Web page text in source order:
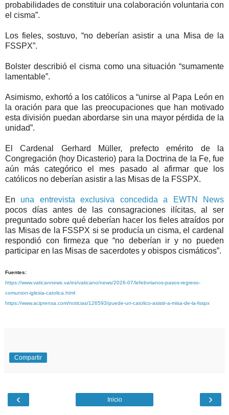
probabilidades de constituir una colaboración voluntaria con
el cisma”.
Los fieles, sostuvo, “no deberían asistir a una Misa de la
FSSPX”.
Bolster describió el cisma como una situación “sumamente
lamentable”.
Asimismo, exhortó a los católicos a “unirse al Papa León en
la oración para que las preocupaciones que han motivado
esta división puedan abordarse sin una mayor pérdida de la
unidad”.
El Cardenal Gerhard Müller, prefecto emérito de la
Congregación (hoy Dicasterio) para la Doctrina de la Fe, fue
aún más categórico el mes pasado al afirmar que los
católicos no deberían asistir a las Misas de la FSSPX.
En una entrevista exclusiva concedida a EWTN News
pocos días antes de las consagraciones ilícitas, al ser
preguntado sobre qué deberían hacer los fieles atraídos por
las Misas de la FSSPX si se producía un cisma, el cardenal
respondió con firmeza que “no deberían ir y no pueden
participar en las Misas de sacerdotes y obispos cismáticos”.
Fuentes:
https://www.vaticannews.va/es/vaticano/news/2026-07/lefebvrianos-pasos-regreso-
comunion-iglesia-catolica.html
https://www.aciprensa.com/noticias/126593/puede-un-catolico-asistir-a-misa-de-la-fsspx
Compartir
‹ ›
Inicio